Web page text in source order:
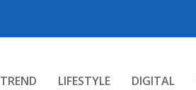
TREND LIFESTYLE DIGITAL